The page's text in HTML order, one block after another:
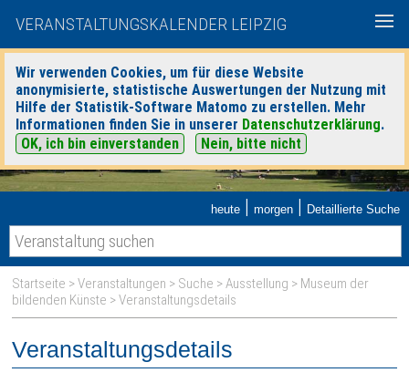
VERANSTALTUNGSKALENDER LEIPZIG
Wir verwenden Cookies, um für diese Website
anonymisierte, statistische Auswertungen der Nutzung mit
Hilfe der Statistik-Software Matomo zu erstellen. Mehr
Informationen finden Sie in unserer Datenschutzerklärung.
OK, ich bin einverstanden
Nein, bitte nicht
heute | morgen | Detaillierte Suche
Startseite >Veranstaltungen > Suche >Ausstellung > Museum der
bildenden Künste > Veranstaltungsdetails
Veranstaltungsdetails